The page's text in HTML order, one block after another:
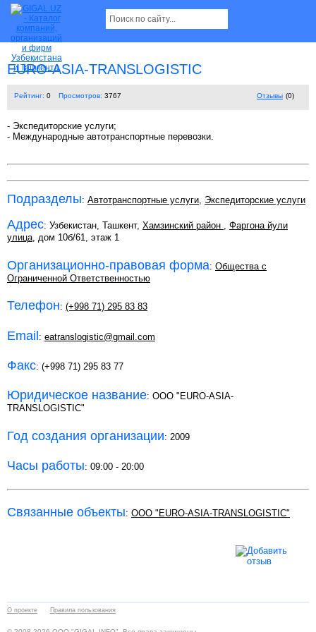
EURO-ASIA-TRANSLOGISTIC
Рейтинг: 0 Просмотров: 3767 Отзывы (0)
- Экспедиторские услуги;
- Международные автотранспортные перевозки.
Подразделы: Автотранспортные услуги, Экспедиторские услуги
Адрес: Узбекистан, Ташкент, Хамзинский район , Фаргона йули
улица, дом 10б/61, этаж 1
Организационно-правовая форма: Общества с
Ограниченной Ответственностью
Телефон: (+998 71) 295 83 83
Email: eatranslogistic@gmail.com
Факс: (+998 71) 295 83 77
Юридическое название: ООО "EURO-ASIA-
TRANSLOGISTIC"
Год создания организации: 2009
Часы работы: 09:00 - 20:00
Связанные объекты: ООО "EURO-ASIA-TRANSLOGISTIC"
О проекте Правила пользования